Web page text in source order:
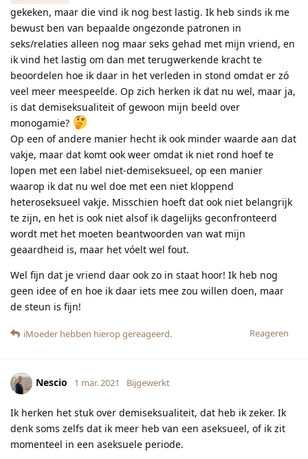
gekeken, maar die vind ik nog best lastig. Ik heb sinds ik me
bewust ben van bepaalde ongezonde patronen in
seks/relaties alleen nog maar seks gehad met mijn vriend, en
ik vind het lastig om dan met terugwerkende kracht te
beoordelen hoe ik daar in het verleden in stond omdat er zó
veel meer meespeelde. Op zich herken ik dat nu wel, maar ja,
is dat demiseksualiteit of gewoon mijn beeld over
monogamie?
Op een of andere manier hecht ik ook minder waarde aan dat
vakje, maar dat komt ook weer omdat ik niet rond hoef te
lopen met een label niet-demiseksueel, op een manier
waarop ik dat nu wel doe met een niet kloppend
heteroseksueel vakje. Misschien hoeft dat ook niet belangrijk
te zijn, en het is ook niet alsof ik dagelijks geconfronteerd
wordt met het moeten beantwoorden van wat mijn
geaardheid is, maar het vóelt wel fout.
Wel fijn dat je vriend daar ook zo in staat hoor! Ik heb nog
geen idee of en hoe ik daar iets mee zou willen doen, maar
de steun is fijn!
Reageren
iMoeder hebben hierop gereageerd.
Nescio 1 mar. 2021 Bijgewerkt
Ik herken het stuk over demiseksualiteit, dat heb ik zeker. Ik
denk soms zelfs dat ik meer heb van een aseksueel, of ik zit
momenteel in een aseksuele periode.